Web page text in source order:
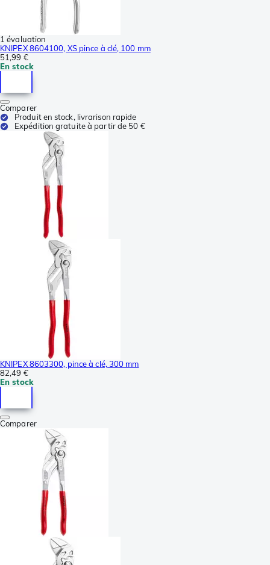
1 évaluation
KNIPEX 8604100, XS pince à clé, 100 mm
51,99 €
En stock
Comparer
Produit en stock, livrarison rapide
Expédition gratuite à partir de 50 €
KNIPEX 8603300, pince à clé, 300 mm
82,49 €
En stock
Comparer